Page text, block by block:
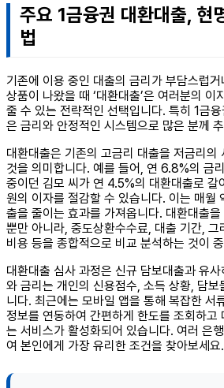
주요 1금융권 대환대출, 현
법
기존에 이용 중인 대출의 금리가 부담스럽
상품이 나왔을 때 ‘대환대출’은 여러분의 이
줄 수 있는 전략적인 선택입니다. 특히 1금
은 금리와 안정적인 시스템으로 많은 분께
대환대출은 기존의 고금리 대출을 저금리의
것을 의미합니다. 예를 들어, 연 6.8%의 금
중이던 김모 씨가 연 4.5%의 대환대출로
원의 이자를 절감할 수 있습니다. 이는 매월
출을 줄이는 효과를 가져옵니다. 대환대출을
뿐만 아니라, 중도상환수수료, 대출 기간, 그
비용 등을 종합적으로 비교 분석하는 것이
대환대출 심사 과정은 신규 담보대출과 유
와 금리는 개인의 신용점수, 소득 상황, 담보
니다. 최근에는 모바일 앱을 통해 복잡한 서
정보를 연동하여 간편하게 한도를 조회하고
는 서비스가 활성화되어 있습니다. 여러 은
여 본인에게 가장 유리한 조건을 찾아보세요.